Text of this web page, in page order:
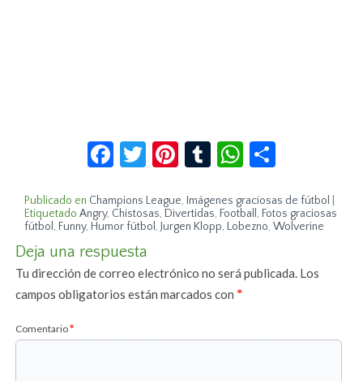
Facebook
Twitter
Pinterest
TumblrWhatsApp
Publicado en Champions League, Imágenes graciosas de fútbol
Etiquetado Angry, Chistosas, Divertidas, Football , Fotos graciosas
fútbol , Funny, Humor fútbol , Jurgen Klopp, Lobezno,Wolverine
Deja una respuesta
Tu dirección de correo electrónico no será publicada. Los
campos obligatorios están marcados con*
Comentario*